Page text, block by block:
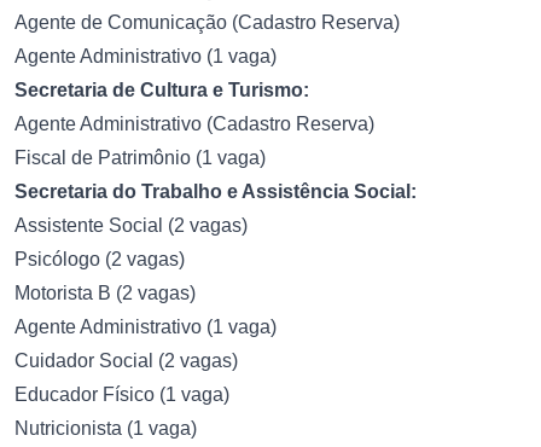
Agente de Comunicação (Cadastro Reserva)
Agente Administrativo (1 vaga)
Secretaria de Cultura e Turismo:
Agente Administrativo (Cadastro Reserva)
Fiscal de Patrimônio (1 vaga)
Secretaria do Trabalho e Assistência Social:
Assistente Social (2 vagas)
Psicólogo (2 vagas)
Motorista B (2 vagas)
Agente Administrativo (1 vaga)
Cuidador Social (2 vagas)
Educador Físico (1 vaga)
Nutricionista (1 vaga)